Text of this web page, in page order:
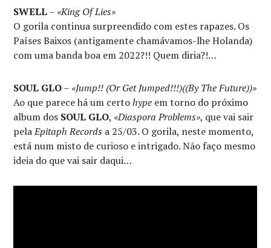
SWELL– «King Of Lies»
O gorila continua surpreendido com estes rapazes. Os
Países Baixos (antigamente chamávamos-lhe Holanda)
com uma banda boa em 2022?!! Quem diria?!…
SOUL GLO– «Jump!! (Or Get Jumped!!!)((By The Future))»
Ao que parece há um certohype em torno do próximo
album dos SOUL GLO, «Diaspora Problems», que vai sair
pelaEpitaph Records a 25/03. O gorila, neste momento,
está num misto de curioso e intrigado. Não faço mesmo
ideia do que vai sair daqui…